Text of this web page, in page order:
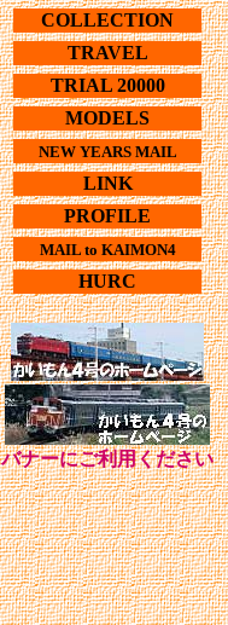
COLLECTION
TRAVEL
TRIAL 20000
MODELS
NEW YEARS MAIL
LINK
PROFILE
MAIL to KAIMON4
HURC
バナーにご利用ください